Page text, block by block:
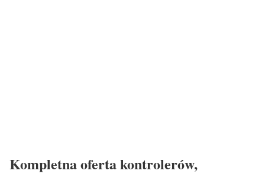
Kompletna oferta kontrolerów,